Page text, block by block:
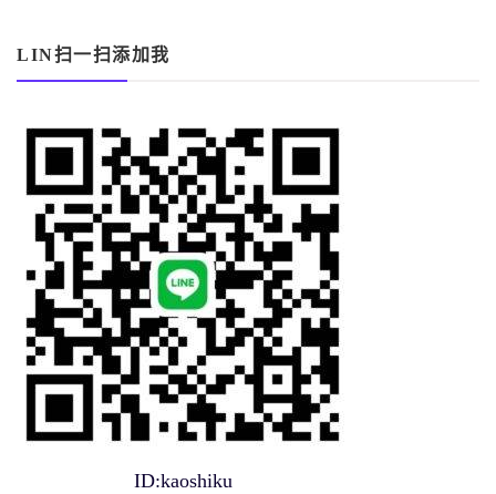
LIN扫一扫添加我
ID:kaoshiku